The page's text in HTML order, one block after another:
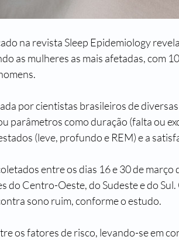
na revista Sleep Epidemiology
as mulheres as mais afetadas, com
por cientistas brasileiros de
parâmetros como duração (falta ou
(leve, profundo e REM) e a
entre os dias 16 e 30 de
do Centro-Oeste, do Sudeste e do
sono ruim, conforme o estudo.
os fatores de risco, levando-se em